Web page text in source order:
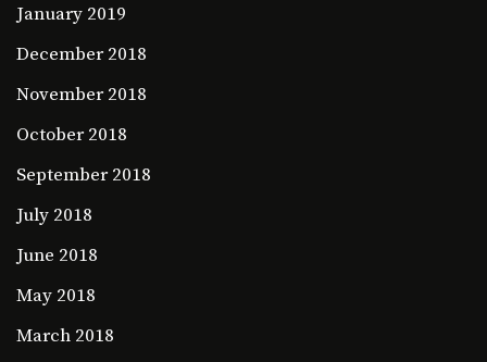
January 2019
December 2018
November 2018
October 2018
September 2018
July 2018
June 2018
May 2018
March 2018